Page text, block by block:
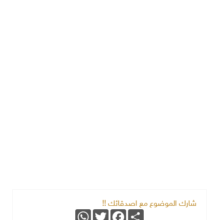
شارك الموضوع مع اصدقائك !!
Share
Facebook
Twitter
WhatsApp